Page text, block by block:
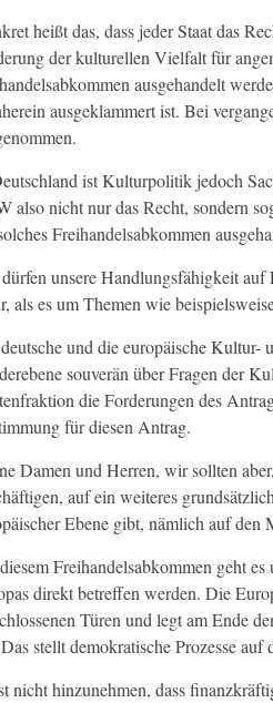
heißt das, dass jeder Staat das
der kulturellen Vielfalt für
ausgehandelt
ausgeklammert ist. Bei
ist Kulturpolitik jedoch
also nicht nur das Recht, sondern
Freihandelsabkommen
unsere Handlungsfähigkeit auf
als es um Themen wie
und die europäische Kultur-
souverän über Fragen der
die Forderungen des
für diesen Antrag.
Damen und Herren, wir sollten
auf ein weiteres
Ebene gibt, nämlich auf
Freihandelsabkommen geht
direkt betreffen werden. Die
Türen und legt am Ende
stellt demokratische Prozesse auf
nicht hinzunehmen, dass